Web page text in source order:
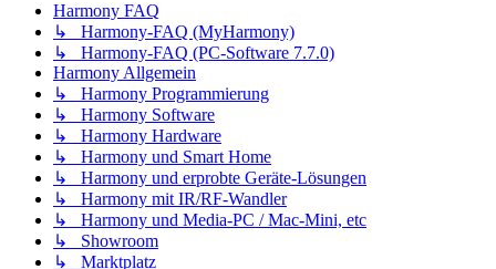
Harmony FAQ
↳ Harmony-FAQ (MyHarmony)
↳ Harmony-FAQ (PC-Software 7.7.0)
Harmony Allgemein
↳ Harmony Programmierung
↳ Harmony Software
↳ Harmony Hardware
↳ Harmony und Smart Home
↳ Harmony und erprobte Geräte-Lösungen
↳ Harmony mit IR/RF-Wandler
↳ Harmony und Media-PC / Mac-Mini, etc
↳ Showroom
↳ Marktplatz